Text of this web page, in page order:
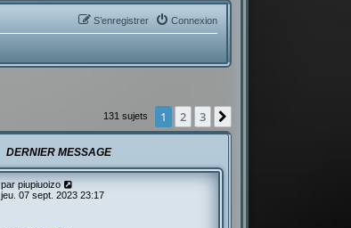
Connexion
S’enregistrer
131 sujets 1 2 3
DERNIER MESSAGE
par piupiuoizo
jeu. 07 sept. 2023 23:17